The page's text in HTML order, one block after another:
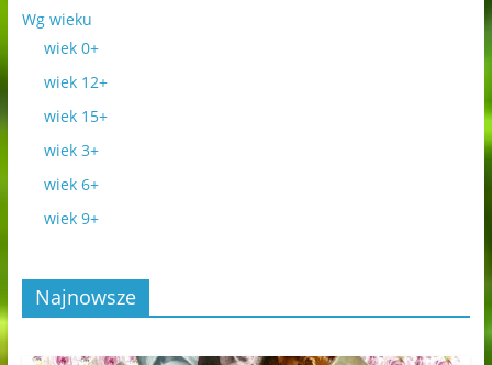
Wg wieku
wiek 0+
wiek 12+
wiek 15+
wiek 3+
wiek 6+
wiek 9+
Najnowsze